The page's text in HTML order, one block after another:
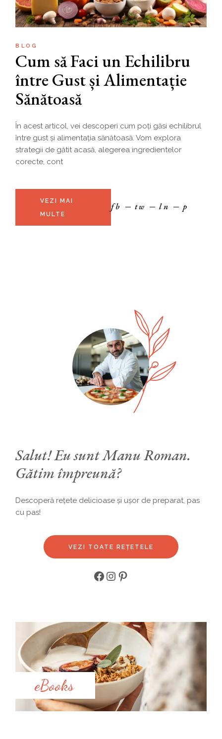
BLOG
Cum să Faci un Echilibru
între Gust și Alimentație
Sănătoasă
În acest articol, vei descoperi cum poți găsi echilibrul
între gust și alimentația sănătoasă. Vom explora
strategii de gătit acasă, alegerea ingredientelor
corecte, cont
VEZI MAI
MULTE
fb tw ln p
Salut! Eu sunt Manu Roman.
Gătim împreună?
Descoperă rețete delicioase și ușor de preparat, pas
cu pas!
VEZI TOATE REȚETELE
Facebook
Instagram
Pinterest
eBooks